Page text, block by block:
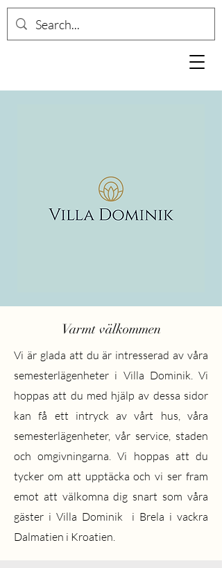
Varmt välkommen
Vi är glada att du är intresserad av våra
semesterlägenheter i Villa Dominik. Vi
hoppas att du med hjälp av dessa sidor
kan få ett intryck av vårt hus, våra
semesterlägenheter, vår service, staden
och omgivningarna. Vi hoppas att du
tycker om att upptäcka och vi ser fram
emot att välkomna dig snart som våra
gäster i Villa Dominik i Brela i vackra
Dalmatien i Kroatien.